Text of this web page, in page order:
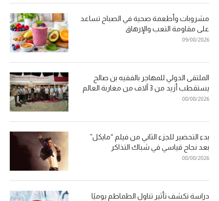
مشروبات وأطعمة صحية في الصباح تساعد
على مقاومة التعب والإرهاق
09/08/2026
الملتقى الدولي للمهاجر بالفقيه بن صالح
يستقطب أزيد من 3 آلاف من مغاربة العالم
08/08/2026
بدء التحضير للجزء الثاني من فيلم “مايكل”
بعد نجاح قياسي في شباك التذاكر
08/08/2026
دراسة تكشف تأثير تناول الطماطم يوميًا